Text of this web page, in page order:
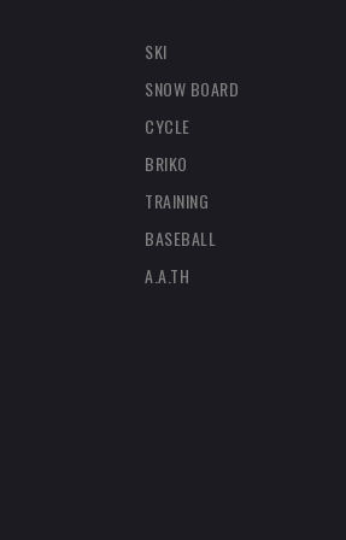
SKI
SNOW BOARD
CYCLE
BRIKO
TRAINING
BASEBALL
A.A.TH